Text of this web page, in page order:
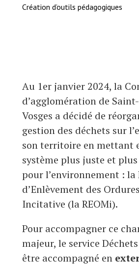
Création d’outils pédagogiques
Au 1er janvier 2024, la
d’agglomération de
Vosges a décidé de
gestion des déchets sur
son territoire en mettant
système plus juste et
pour l’environnement : la
d’Enlèvement des
Incitative (la REOMi).
Pour accompagner ce
majeur, le service
être accompagné en